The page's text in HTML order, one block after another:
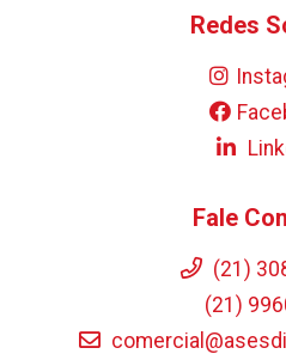
Redes
Fale
(21)
(21)